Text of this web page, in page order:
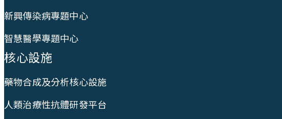
新興傳染病專題中心
智慧醫學專題中心
核心設施
藥物合成及分析核心設施
人類治療性抗體研發平台